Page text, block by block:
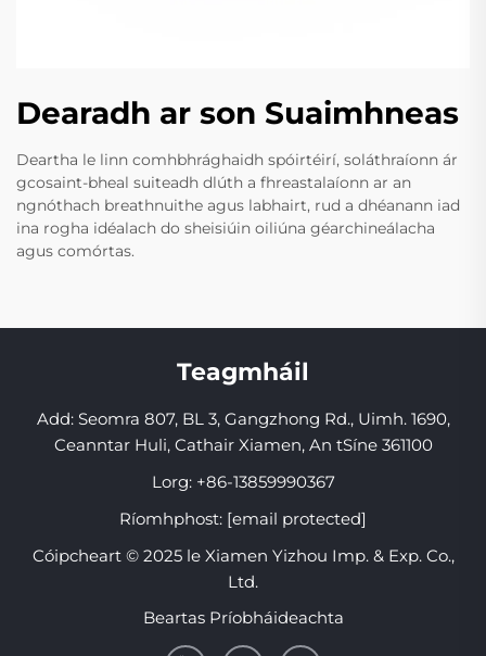
Dearadh ar son Suaimhneas
Deartha le linn comhbhrághaidh spóirtéirí, soláthraíonn ár
gcosaint-bheal suiteadh dlúth a fhreastalaíonn ar an
ngnóthach breathnuithe agus labhairt, rud a dhéanann iad
ina rogha idéalach do sheisiúin oiliúna géarchineálacha
agus comórtas.
Teagmháil
Add: Seomra 807, BL 3, Gangzhong Rd., Uimh. 1690,
Ceanntar Huli, Cathair Xiamen, An tSíne 361100
Lorg: +86-13859990367
Ríomhphost: [email protected]
Cóipcheart © 2025 le Xiamen Yizhou Imp. & Exp. Co.,
Ltd.
Beartas Príobháideachta